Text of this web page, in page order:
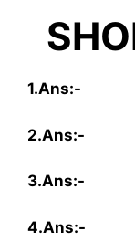
1.Ans:-
2.Ans:-
3.Ans:-
4.Ans:-